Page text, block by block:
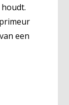
een